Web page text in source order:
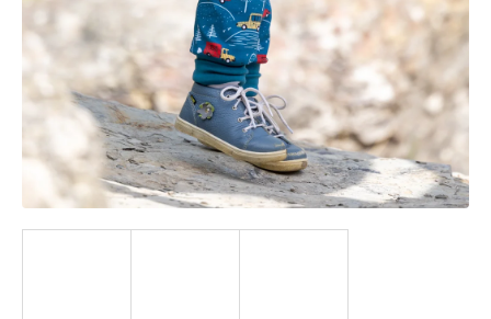
a
j
t